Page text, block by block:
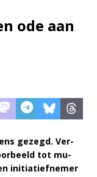
ode aan
ge­zegd. Ver­
tot mu­
ini­ti­a­tief­ne­mer